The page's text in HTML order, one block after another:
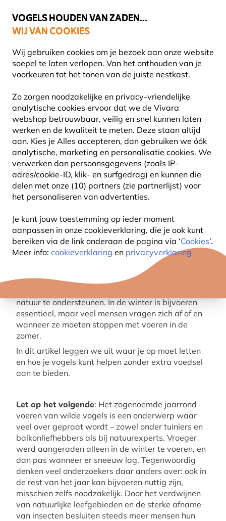
VOGELS HOUDEN VAN ZADEN...
WIJ VAN COOKIES
Wij gebruiken cookies om je bezoek aan onze website
soepel te laten verlopen. Van het onthouden van je
voorkeuren tot het tonen van de juiste nestkast.
Zo zorgen noodzakelijke en privacy-vriendelijke
analytische cookies ervoor dat we de Vivara
webshop betrouwbaar, veilig en snel kunnen laten
werken en de kwaliteit te meten. Deze staan altijd
aan. Kies je Alles accepteren, dan gebruiken we óók
analytische, marketing en personalisatie cookies. We
verwerken dan persoonsgegevens (zoals IP-
adres/cookie-ID, klik- en surfgedrag) en kunnen die
delen met onze (10) partners (zie partnerlijst) voor
het personaliseren van advertenties.
Je kunt jouw toestemming op ieder moment
aanpassen in onze cookieverklaring, die je ook kunt
bereiken via de link onderaan de pagina via ‘Cookies’.
Meer info: cookieverklaring en privacyverklaring
Uitstekend beoordeeld in 11 landen
WANNEER STOP JE MET HET
VOEREN VAN VOGELS IN DE
ZOMER?
Vivara
Content
11
Augustus
INFORMATIE
ADVIES & TIPS
VOGELS
natuur te ondersteunen. In de winter is bijvoeren
essentieel, maar veel mensen vragen zich af of en
wanneer ze moeten stoppen met voeren in de
zomer.
In dit artikel leggen we uit waar je op moet letten
en hoe je vogels kunt helpen zonder extra voedsel
aan te bieden.
Let op het volgende: Het zogenoemde jaarrond
voeren van wilde vogels is een onderwerp waar
veel over gepraat wordt – zowel onder tuiniers en
balkonliefhebbers als bij natuurexperts. Vroeger
werd aangeraden alleen in de winter te voeren, en
dan pas wanneer er sneeuw lag. Tegenwoordig
denken veel onderzoekers daar anders over: ook in
de rest van het jaar kan bijvoeren nuttig zijn,
misschien zelfs noodzakelijk. Door het verdwijnen
van natuurlijke leefgebieden en de sterke afname
van insecten besluiten steeds meer mensen hun